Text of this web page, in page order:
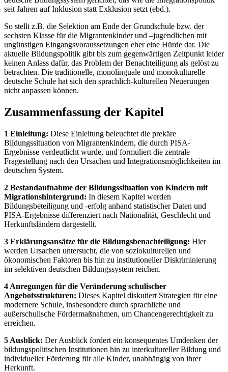
seit Jahren auf Inklusion statt Exklusion setzt (ebd.).
So stellt z.B. die Selektion am Ende der Grundschule bzw. der
sechsten Klasse für die Migrantenkinder und –jugendlichen mit
ungünstigen Eingangsvoraussetzungen eher eine Hürde dar. Die
aktuelle Bildungspolitik gibt bis zum gegenwärtigen Zeitpunkt leider
keinen Anlass dafür, das Problem der Benachteiligung als gelöst zu
betrachten. Die traditionelle, monolinguale und monokulturelle
deutsche Schule hat sich den sprachlich-kulturellen Neuerungen
nicht anpassen können.
Zusammenfassung der Kapitel
1 Einleitung: Diese Einleitung beleuchtet die prekäre
Bildungssituation von Migrantenkindern, die durch PISA-
Ergebnisse verdeutlicht wurde, und formuliert die zentrale
Fragestellung nach den Ursachen und Integrationsmöglichkeiten im
deutschen System.
2 Bestandaufnahme der Bildungssituation von Kindern mit
Migrationshintergrund: In diesem Kapitel werden
Bildungsbeteiligung und -erfolg anhand statistischer Daten und
PISA-Ergebnisse differenziert nach Nationalität, Geschlecht und
Herkunftsländern dargestellt.
3 Erklärungsansätze für die Bildungsbenachteiligung: Hier
werden Ursachen untersucht, die von soziokulturellen und
ökonomischen Faktoren bis hin zu institutioneller Diskriminierung
im selektiven deutschen Bildungssystem reichen.
4 Anregungen für die Veränderung schulischer
Angebotsstrukturen: Dieses Kapitel diskutiert Strategien für eine
modernere Schule, insbesondere durch sprachliche und
außerschulische Fördermaßnahmen, um Chancengerechtigkeit zu
erreichen.
5 Ausblick: Der Ausblick fordert ein konsequentes Umdenken der
bildungspolitischen Institutionen hin zu interkultureller Bildung und
individueller Förderung für alle Kinder, unabhängig von ihrer
Herkunft.